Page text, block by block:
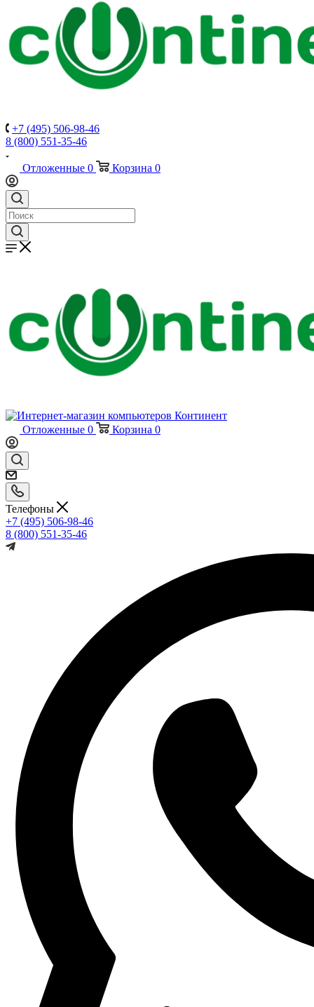
+7 (495) 506-98-46
8 (800) 551-35-46
Отложенные 0 Корзина 0
Отложенные 0 Корзина 0
Телефоны
+7 (495) 506-98-46
8 (800) 551-35-46